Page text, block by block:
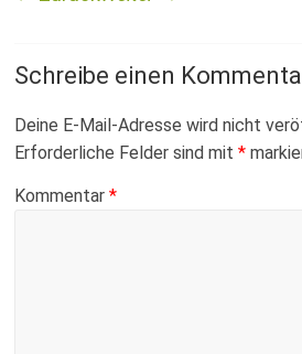
Schreibe einen
Deine E-Mail-Adresse wird nicht
Erforderliche Felder sind mit*
Kommentar*